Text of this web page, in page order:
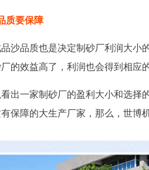
质要保障
沙品质也是决定制砂厂利润大小
的效益高了，利润也会得到相应
出一家制砂厂的盈利大小和选择
保障的大生产厂家，那么，世博